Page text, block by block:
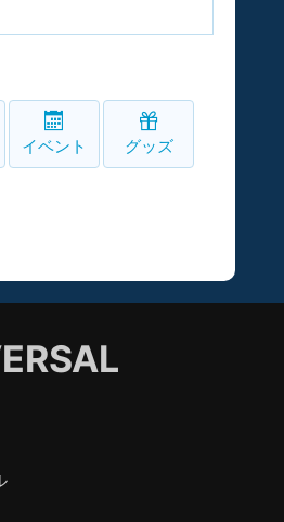
イベント グッズ